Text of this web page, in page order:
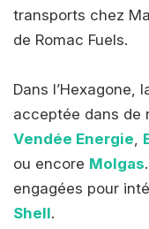
transports chez
de Romac Fuels.
Dans l’Hexagone,
acceptée dans de
Vendée Energie
ou encore Molgas
engagées pour
Shell.